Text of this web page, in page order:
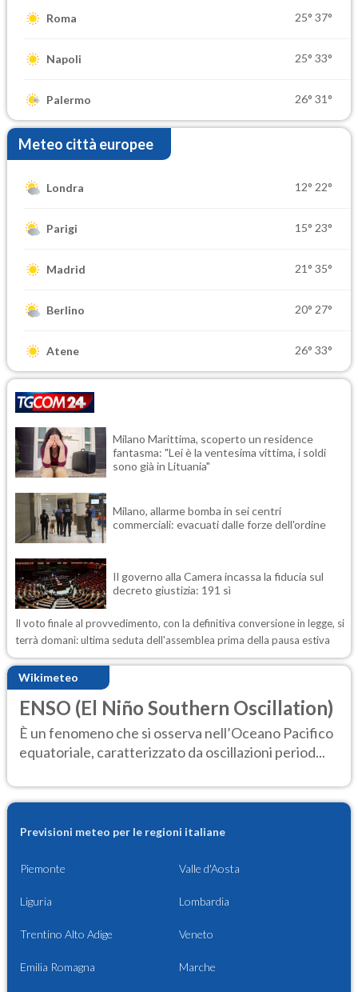
Roma 25° 37°
Napoli 25° 33°
Palermo 26° 31°
Meteo città europee
Londra 12° 22°
Parigi 15° 23°
Madrid 21° 35°
Berlino 20° 27°
Atene 26° 33°
Milano Marittima, scoperto un residence
fantasma: "Lei è la ventesima vittima, i soldi
sono già in Lituania"
Milano, allarme bomba in sei centri
commerciali: evacuati dalle forze dell'ordine
Il governo alla Camera incassa la fiducia sul
decreto giustizia: 191 sì
Il voto finale al provvedimento, con la definitiva conversione in legge, si
terrà domani: ultima seduta dell'assemblea prima della pausa estiva
Wikimeteo
ENSO (El Niño Southern Oscillation)
È un fenomeno che si osserva nell’Oceano Pacifico
equatoriale, caratterizzato da oscillazioni period...
Previsioni meteo per le regioni italiane
Piemonte Valle d'Aosta
Liguria Lombardia
Trentino Alto Adige Veneto
Emilia Romagna Marche